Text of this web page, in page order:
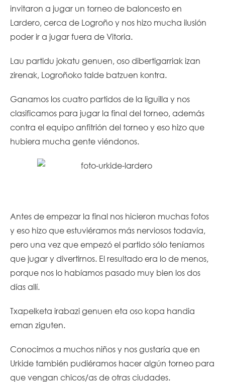
invitaron a jugar un torneo de baloncesto en
Lardero, cerca de Logroño y nos hizo mucha ilusión
poder ir a jugar fuera de Vitoria.
Lau partidu jokatu genuen, oso dibertigarriak izan
zirenak, Logroñoko talde batzuen kontra.
Ganamos los cuatro partidos de la liguilla y nos
clasificamos para jugar la final del torneo, además
contra el equipo anfitrión del torneo y eso hizo que
hubiera mucha gente viéndonos.
Antes de empezar la final nos hicieron muchas fotos
y eso hizo que estuviéramos más nerviosos todavía,
pero una vez que empezó el partido sólo teníamos
que jugar y divertirnos. El resultado era lo de menos,
porque nos lo habíamos pasado muy bien los dos
días allí.
Txapelketa irabazi genuen eta oso kopa handia
eman ziguten.
Conocimos a muchos niños y nos gustaría que en
Urkide también pudiéramos hacer algún torneo para
que vengan chicos/as de otras ciudades.